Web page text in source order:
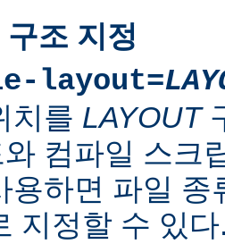
조 지정
layout=
치를 LAYOUT
컴파일 스크
용하면 파일
지정할 수 있